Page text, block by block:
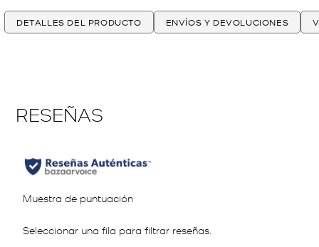
DETALLES DEL PRODUCTO ENVÍOS Y DEVOLUCIONES